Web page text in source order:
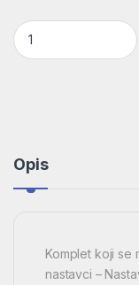
Impact Control set
Opis
Komplet koji se
nastavci –